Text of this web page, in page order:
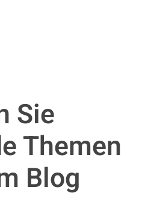
Sie
Themen
Blog